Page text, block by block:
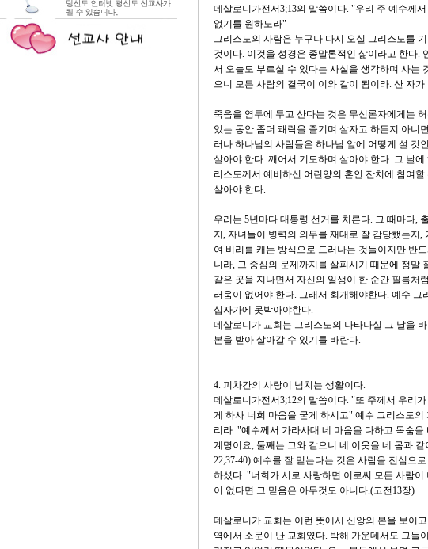
데살로니가전서3;13의 말씀이다. "우리 주 예수께
없기를 원하노라"
그리스도의 사람은 누구나 다시 오실 그리스도를
것이다. 이것을 성경은 종말론적인 삶이라고 한다.
서 오늘도 부르실 수 있다는 사실을 생각하며 사는
으니 모든 사람의 결국이 이와 같이 됨이라. 산 자
죽음을 염두에 두고 산다는 것은 무신론자에게는
있는 동안 좀더 쾌락을 즐기며 살자고 하든지 아니
러나 하나님의 사람들은 하나님 앞에 어떻게 설 것
살아야 한다. 깨어서 기도하며 살아야 한다. 그 날
리스도께서 예비하신 어린양의 혼인 잔치에 참여
살아야 한다.
우리는 5년마다 대통령 선거를 치른다. 그 때마다,
지, 자녀들이 병력의 의무를 재대로 잘 감당했는지
여 비리를 캐는 방식으로 드러나는 것들이지만 반
니라, 그 중심의 문제까지를 살피시기 때문에 정말
같은 곳을 지나면서 자신의 일생이 한 순간 필름처
러움이 없어야 한다. 그래서 회개해야한다. 예수
십자가에 못박아야한다.
데살로니가 교회는 그리스도의 나타나실 그 날을
본을 받아 살아갈 수 있기를 바란다.
4. 피차간의 사랑이 넘치는 생활이다.
데살로니가전서3;12의 말씀이다. "또 주께서 우리
게 하사 너희 마음을 굳게 하시고" 예수 그리스도
리라. "예수께서 가라사대 네 마음을 다하고 목숨
계명이요, 둘째는 그와 같으니 네 이웃을 네 몸과
22;37-40) 예수를 잘 믿는다는 것은 사람을 진심으
하셨다. "너희가 서로 사랑하면 이로써 모든 사람
이 없다면 그 믿음은 아무것도 아니다.(고전13장)
데살로니가 교회는 이런 뜻에서 신앙의 본을 보이
역에서 소문이 난 교회였다. 박해 가운데서도 그들